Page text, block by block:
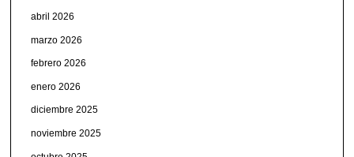
abril 2026
marzo 2026
febrero 2026
enero 2026
diciembre 2025
noviembre 2025